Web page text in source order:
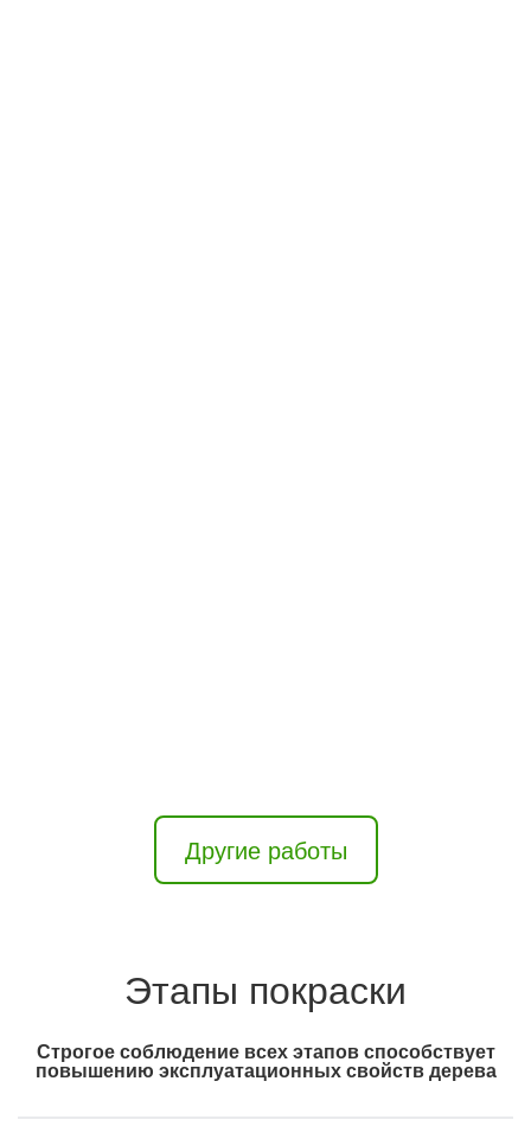
Другие работы
Этапы покраски
Строгое соблюдение всех этапов способствует
повышению эксплуатационных свойств дерева